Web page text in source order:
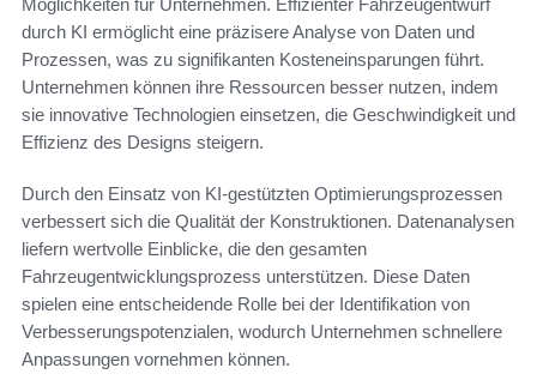
Möglichkeiten für Unternehmen. Effizienter Fahrzeugentwurf
durch KI ermöglicht eine präzisere Analyse von Daten und
Prozessen, was zu signifikanten Kosteneinsparungen führt.
Unternehmen können ihre Ressourcen besser nutzen, indem
sie innovative Technologien einsetzen, die Geschwindigkeit und
Effizienz des Designs steigern.
Durch den Einsatz von KI-gestützten Optimierungsprozessen
verbessert sich die Qualität der Konstruktionen. Datenanalysen
liefern wertvolle Einblicke, die den gesamten
Fahrzeugentwicklungsprozess unterstützen. Diese Daten
spielen eine entscheidende Rolle bei der Identifikation von
Verbesserungspotenzialen, wodurch Unternehmen schnellere
Anpassungen vornehmen können.